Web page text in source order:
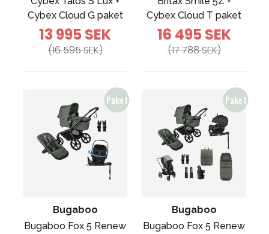
Cybex Cloud G paket
13 995 SEK
(16 595 SEK)
Cybex Cloud T paket
16 495 SEK
(17 788 SEK)
Bugaboo
Bugaboo Fox 5 Renew
Bugaboo
Bugaboo Fox 5 Renew